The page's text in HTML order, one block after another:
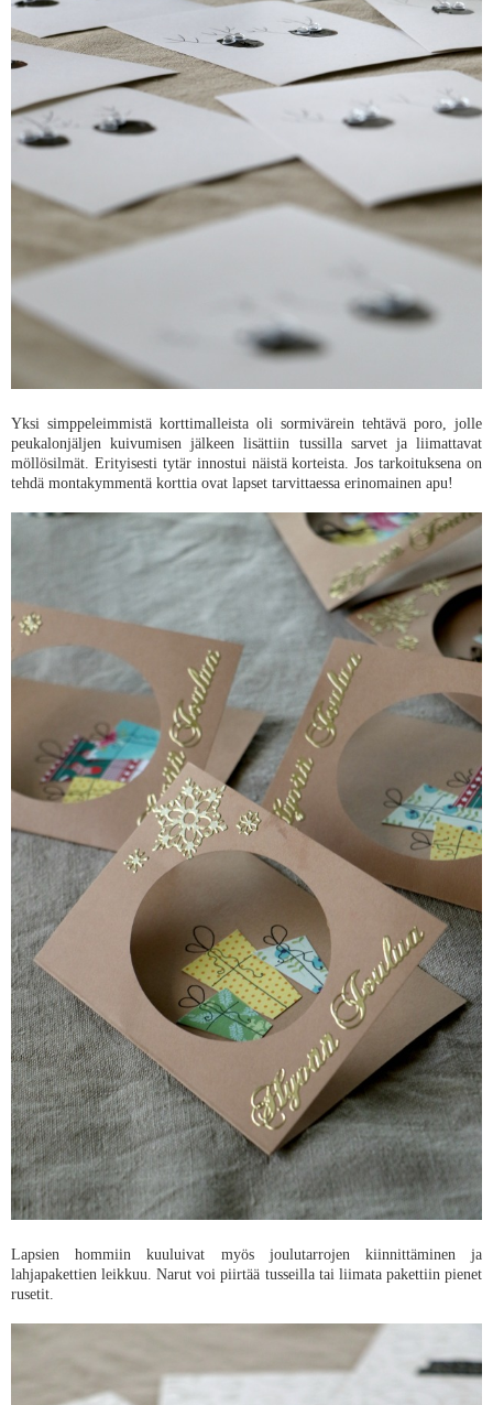
Yksi simppeleimmistä korttimalleista oli sormivärein tehtävä poro, jolle
peukalonjäljen kuivumisen jälkeen lisättiin tussilla sarvet ja liimattavat
möllösilmät. Erityisesti tytär innostui näistä korteista. Jos tarkoituksena on
tehdä montakymmentä korttia ovat lapset tarvittaessa erinomainen apu!
Lapsien hommiin kuuluivat myös joulutarrojen kiinnittäminen ja
lahjapakettien leikkuu. Narut voi piirtää tusseilla tai liimata pakettiin pienet
rusetit.